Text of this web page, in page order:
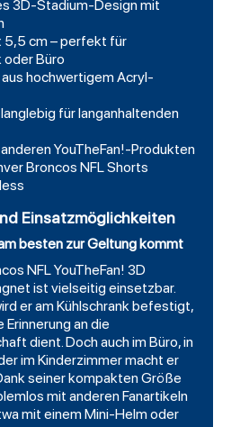
3D-Stadium-Design mit
5,5 cm – perfekt für
oder Büro
hochwertigem Acryl-
für langanhaltenden
YouTheFan!-Produkten
Broncos NFL Shorts
Einsatzmöglichkeiten
besten zur Geltung kommt
NFL YouTheFan! 3D
ist vielseitig einsetzbar.
er am Kühlschrank befestigt,
Erinnerung an die
dient. Doch auch im Büro, in
im Kinderzimmer macht er
seiner kompakten Größe
mit anderen Fanartikeln
mit einem Mini-Helm oder